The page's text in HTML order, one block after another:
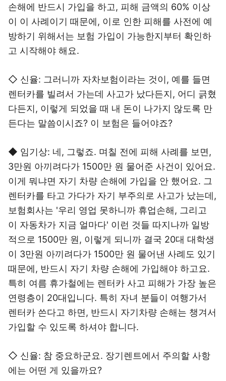
손해에 반드시 가입을 하고, 피해 금액의 60% 이상
이 이 사례이기 때문에, 이로 인한 피해를 사전에 예
방하기 위해서는 보험 가입이 가능한지부터 확인하
고 시작해야 해요.
◇ 신율: 그러니까 자차보험이라는 것이, 예를 들면
렌터카를 빌려서 가는데 사고가 났다든지, 어디 긁혔
다든지, 이렇게 되었을 때 내 돈이 나가지 않도록 만
든다는 말씀이시죠? 이 보험은 들어야죠?
◆ 임기상: 네, 그렇죠. 며칠 전에 피해 사례를 보면,
3만원 아끼려다가 1500만 원 물어준 사건이 있어요.
이게 뭐냐면 자기 차량 손해에 가입을 안 했어요. 그
렌터카를 타고 가다가 자기 부주의로 사고가 났는데,
보험회사는 '우리 영업 못하니까 휴업손해, 그리고
이 자동차가 지금 얼마다' 이런 것들 따지나까 일방
적으로 1500만 원, 이렇게 되니까 결국 20대 대학생
이 3만원 아끼려다가 1500만 원 물어낸 사례도 있기
때문에, 반드시 자기 차량 손해에 가입해야 하고요.
특히 여름 휴가철에는 렌터카 사고 피해가 가장 높은
연령층이 20대입니다. 특히 자녀 분들이 여행가서
렌터카 쓴다고 하면, 반드시 자기차량 손해는 챙겨서
가입할 수 있도록 하셔야 합니다.
◇ 신율: 참 중요하군요. 장기렌트에서 주의할 사항
에는 어떤 게 있을까요?